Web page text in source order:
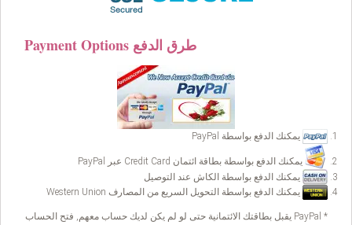
Payment Options طرق الدفع
يمكنك الدفع بواسطة PayPal
يمكنك الدفع بواسطة بطاقة ائتمان Credit Card عبر PayPal
يمكنك الدفع بواسطة الكاش عند التوصيل
يمكنك الدفع بواسطة التحويل السريع من المصارف Western Union
* PayPal يقبل بطاقتك الائتمانية حتى لو لم يكن لديك حساب معهم, فتح الحساب